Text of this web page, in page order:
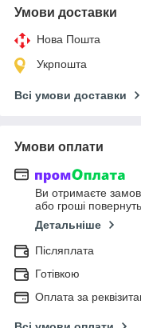
Умови доставки
Нова Пошта
Укрпошта
Всі умови доставки
Умови оплати
Ви отримаєте
або гроші
Детальніше
Післяплата
Готівкою
Оплата за